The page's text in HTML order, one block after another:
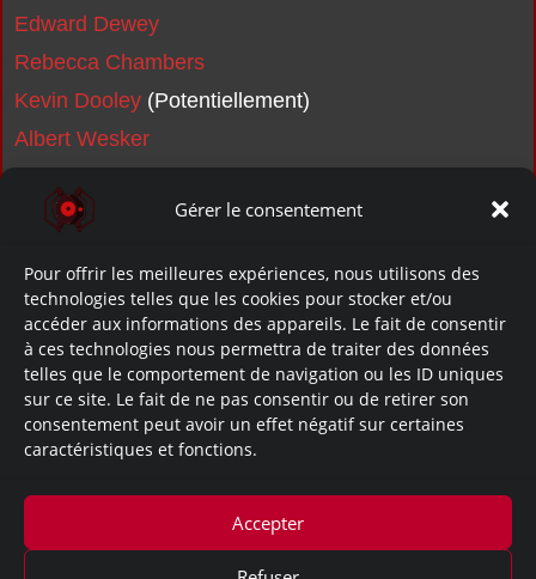
Gérer le consentement
Pour offrir les meilleures expériences, nous utilisons des
technologies telles que les cookies pour stocker et/ou
accéder aux informations des appareils. Le fait de consentir
à ces technologies nous permettra de traiter des données
telles que le comportement de navigation ou les ID uniques
sur ce site. Le fait de ne pas consentir ou de retirer son
consentement peut avoir un effet négatif sur certaines
caractéristiques et fonctions.
Accepter
Edward Dewey
Rebecca Chambers
Kevin Dooley (Potentiellement)
Albert Wesker
Chris Redfield
Joseph Frost
Brad Vickers
Cerbère (Nom de code: MA-39)
Hunter α (Nom de code: MA-121α)
Neptune (Nom de code: FI-03)